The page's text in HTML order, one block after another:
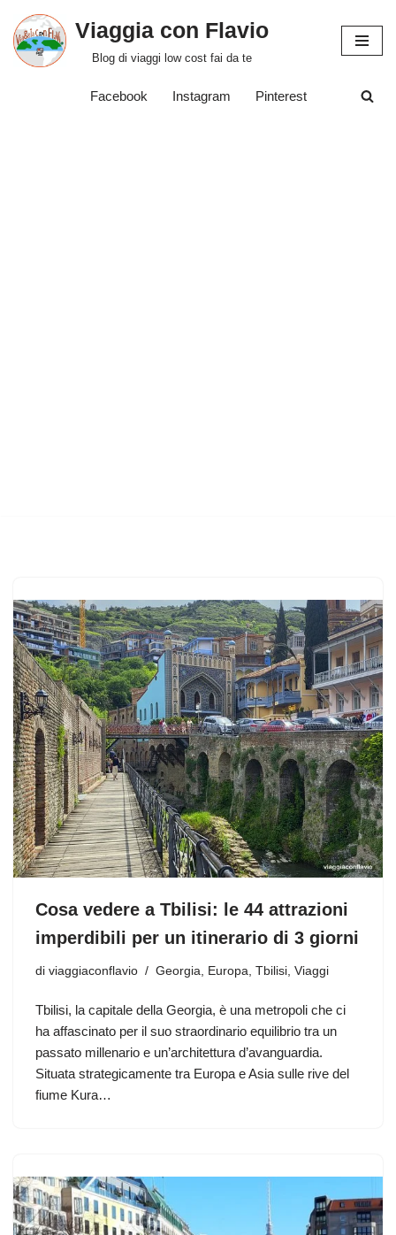
Vai
Viaggia con Flavio
Blog di viaggi low cost fai da te
Facebook Instagram Pinterest
Cosa vedere a Tbilisi: le 44 attrazioni
imperdibili per un itinerario di 3 giorni
di viaggiaconflavio Georgia, Europa, Tbilisi, Viaggi
Tbilisi, la capitale della Georgia, è una metropoli che ci
ha affascinato per il suo straordinario equilibrio tra un
passato millenario e un’architettura d’avanguardia.
Situata strategicamente tra Europa e Asia sulle rive del
fiume Kura…